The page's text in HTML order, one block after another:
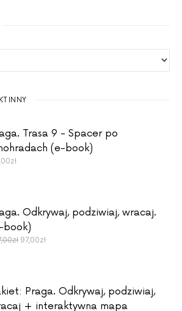
INNY
Trasa 9 - Spacer po
(e-book)
zł
Odkrywaj, podziwiaj, wracaj.
book)
zł Pierwotna cena wynosiła: 127,00zł.
97,00złAktualna cena wynosi: 97,00zł.
Praga. Odkrywaj, podziwiaj,
+ interaktywna mapa